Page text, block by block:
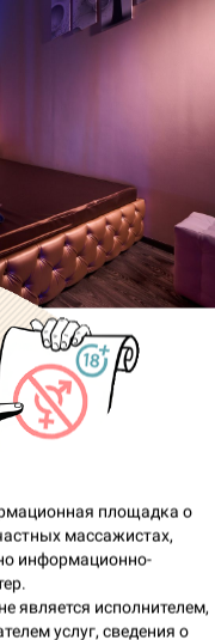
площадка о
массажистах,
информационно-
является исполнителем,
услуг, сведения о
по этой
что все